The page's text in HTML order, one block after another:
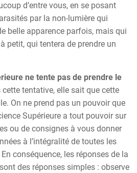
d’entre vous, en se posant
par la non-lumière qui
belle apparence parfois, mais qui
petit, qui tentera de prendre un
ne tente pas de prendre le
cette tentative, elle sait que cette
On ne prend pas un pouvoir que
Supérieure a tout pouvoir sur
ou de consignes à vous donner
à l’intégralité de toutes les
conséquence, les réponses de la
des réponses simples : observe